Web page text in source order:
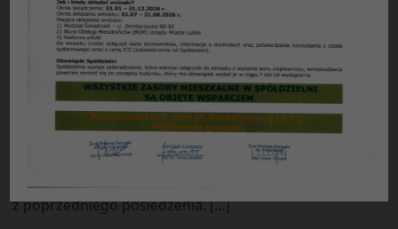
Protokół nr 53/2013 z posiedzenia Zarządu Spółdzielni
Mieszkaniowej „Czuby” w Lublinie odbytego w dniu
31.12.2013 r. Obecni: – Prezes Zarządu – Ryszard Burski
– Zastępca prezesa ds. finansowych – Adam Ziółek –
Zastępca prezesa ds. eksploatacyjnych – Bożena
Zielińska – St. Specjalista ds. samorządowych – Anna
Korzonek Porządek posiedzenia: 1. Przyjęcie protokołu
z poprzedniego posiedzenia. […]